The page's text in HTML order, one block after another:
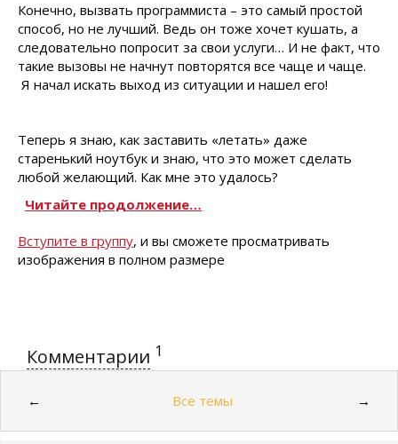
Конечно, вызвать программиста – это самый простой
способ, но не лучший. Ведь он тоже хочет кушать, а
следовательно попросит за свои услуги… И не факт, что
такие вызовы не начнут повторятся все чаще и чаще.
Я начал искать выход из ситуации и нашел его!
Теперь я знаю, как заставить «летать» даже
старенький ноутбук и знаю, что это может сделать
любой желающий. Как мне это удалось?
Читайте продолжение…
Вступите в группу, и вы сможете просматривать
изображения в полном размере
Комментарии 1
← Все темы →